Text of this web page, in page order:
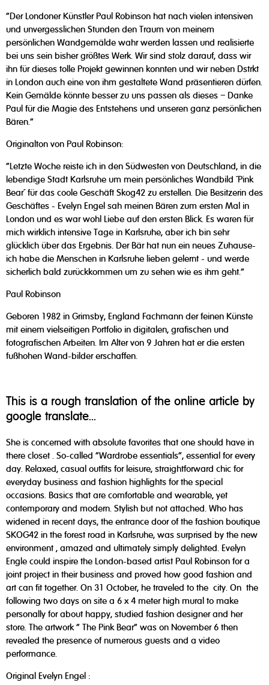
"Der Londoner Künstler Paul Robinson hat nach vielen intensiven
und unvergesslichen Stunden den Traum von meinem
persönlichen Wandgemälde wahr werden lassen und realisierte
bei uns sein bisher größtes Werk. Wir sind stolz darauf, dass wir
ihn für dieses tolle Projekt gewinnen konnten und wir neben Dstrkt
in London auch eine von ihm gestaltete Wand präsentieren dürfen.
Kein Gemälde könnte besser zu uns passen als dieses – Danke
Paul für die Magie des Entstehens und unseren ganz persönlichen
Bären."
Originalton von Paul Robinson:
"Letzte Woche reiste ich in den Südwesten von Deutschland, in die
lebendige Stadt Karlsruhe um mein persönliches Wandbild ´Pink
Bear´ für das coole Geschäft Skog42 zu erstellen. Die Besitzerin des
Geschäftes - Evelyn Engel sah meinen Bären zum ersten Mal in
London und es war wohl Liebe auf den ersten Blick. Es waren für
mich wirklich intensive Tage in Karlsruhe, aber ich bin sehr
glücklich über das Ergebnis. Der Bär hat nun ein neues Zuhause-
ich habe die Menschen in Karlsruhe lieben gelernt - und werde
sicherlich bald zurückkommen um zu sehen wie es ihm geht.“
Paul Robinson
Geboren 1982 in Grimsby, England Fachmann der feinen Künste
mit einem vielseitigen Portfolio in digitalen, grafischen und
fotografischen Arbeiten. Im Alter von 9 Jahren hat er die ersten
fußhohen Wand-bilder erschaffen.
This is a rough translation of the online article by
google translate...
She is concerned with absolute favorites that one should have in
there closet . So-called "Wardrobe essentials", essential for every
day. Relaxed, casual outfits for leisure, straightforward chic for
everyday business and fashion highlights for the special
occasions. Basics that are comfortable and wearable, yet
contemporary and modern. Stylish but not attached. Who has
widened in recent days, the entrance door of the fashion boutique
SKOG42 in the forest road in Karlsruhe, was surprised by the new
environment , amazed and ultimately simply delighted. Evelyn
Engle could inspire the London-based artist Paul Robinson for a
joint project in their business and proved how good fashion and
art can fit together. On 31 October, he traveled to the city. On the
following two days on site a 6 x 4 meter high mural to make
personally for about happy, studied fashion designer and her
store. The artwork " The Pink Bear" was on November 6 then
revealed the presence of numerous guests and a video
performance.
Original Evelyn Engel :